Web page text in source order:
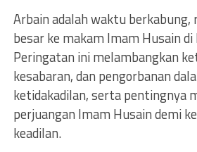
Arbain adalah waktu berkabung,
besar ke makam Imam Husain di
Peringatan ini melambangkan
kesabaran, dan pengorbanan
ketidakadilan, serta pentingnya
perjuangan Imam Husain demi
keadilan.